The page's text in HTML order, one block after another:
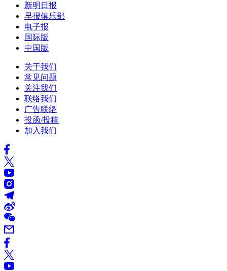
新明日报
早报俱乐部
电子报
国际版
中国版
关于我们
常见问题
关注我们
联络我们
广告联络
投函/投稿
加入我们